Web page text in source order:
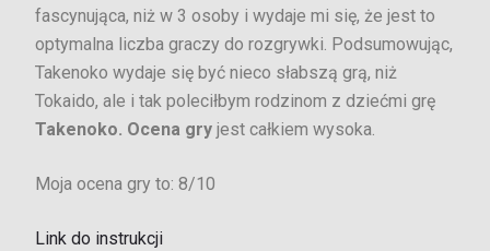
fascynująca, niż w 3 osoby i wydaje mi się, że jest to
optymalna liczba graczy do rozgrywki. Podsumowując,
Takenoko wydaje się być nieco słabszą grą, niż
Tokaido, ale i tak poleciłbym rodzinom z dziećmi grę
Takenoko. Ocena gry jest całkiem wysoka.
Moja ocena gry to: 8/10
Link do instrukcji